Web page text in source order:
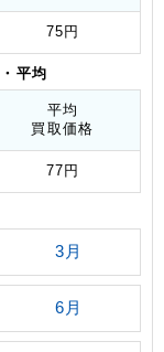
75円
・平均
平均
買取価格
77円
3月
6月